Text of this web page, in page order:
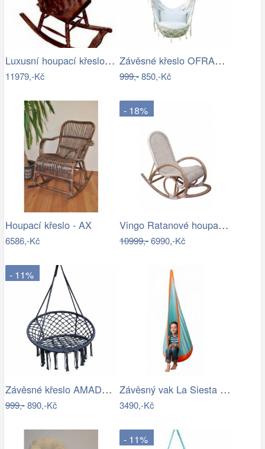
Luxusní houpací křeslo - EL
11979,-Kč
Závěsné křeslo OFRAME Tempo Kondela
999,-850,-Kč
Houpací křeslo - AX
6586,-Kč
- 18%
Vingo Ratanové houpací křeslo - bílá…
10999,-6990,-Kč
- 11%
Závěsné křeslo AMADO 2 NEW Tempo Kondela
999,-890,-Kč
Závěsný vak La Siesta JOKI Outdoor - IN
3490,-Kč
- 11%